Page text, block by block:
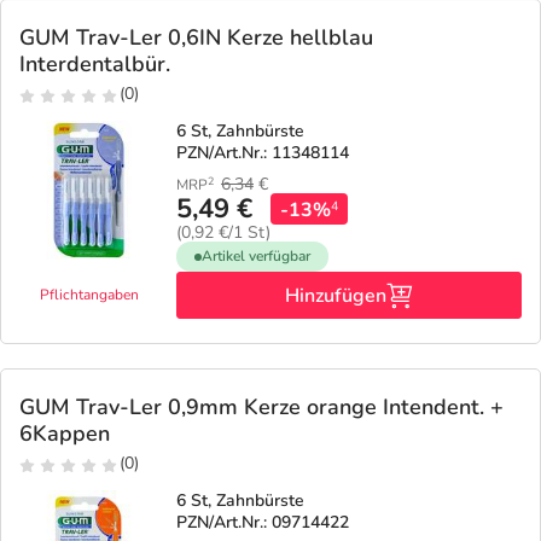
GUM Trav-Ler 0,6IN Kerze hellblau
Interdentalbür.
(0)
Pflichtangaben
6 St, Zahnbürste
PZN/Art.Nr.: 11348114
MRP2 6,34 €
5,49 €
(0,92 €/1 St)
-13%4
Artikel verfügbar
Hinzufügen
GUM Trav-Ler 0,9mm Kerze orange Intendent. +
6Kappen
(0)
6 St, Zahnbürste
PZN/Art.Nr.: 09714422